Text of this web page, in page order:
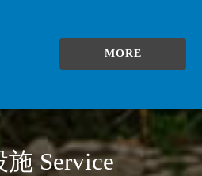
MORE
Service